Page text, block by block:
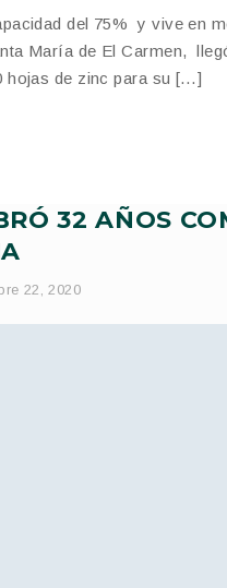
del 75% y vive en
María de El Carmen,
hojas de zinc para su […]
32 AÑOS
22, 2020